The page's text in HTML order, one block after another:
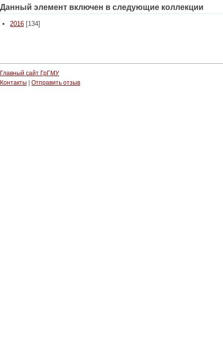
Данный элемент включен в следующие коллекции
2016 [134]
Главный сайт ГрГМУ
Контакты
Отправить отзыв